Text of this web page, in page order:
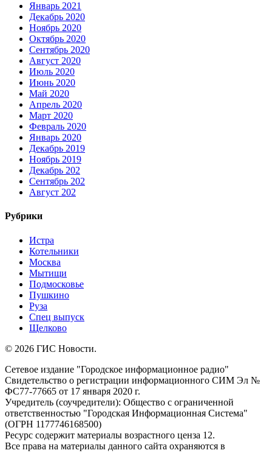
Январь 2021
Декабрь 2020
Ноябрь 2020
Октябрь 2020
Сентябрь 2020
Август 2020
Июль 2020
Июнь 2020
Май 2020
Апрель 2020
Март 2020
Февраль 2020
Январь 2020
Декабрь 2019
Ноябрь 2019
Декабрь 202
Сентябрь 202
Август 202
Рубрики
Истра
Котельники
Москва
Мытищи
Подмосковье
Пушкино
Руза
Спец выпуск
Щелково
© 2026 ГИС Новости.
Сетевое издание "Городское информационное радио"
Свидетельство о регистрации информационного СИМ Эл №
ФС77-77665 от 17 января 2020 г.
Учредитель (соучредители): Общество с ограниченной
ответственностью "Городская Информационная Система"
(ОГРН 1177746168500)
Ресурс содержит материалы возрастного ценза 12.
Все права на материалы данного сайта охраняются в